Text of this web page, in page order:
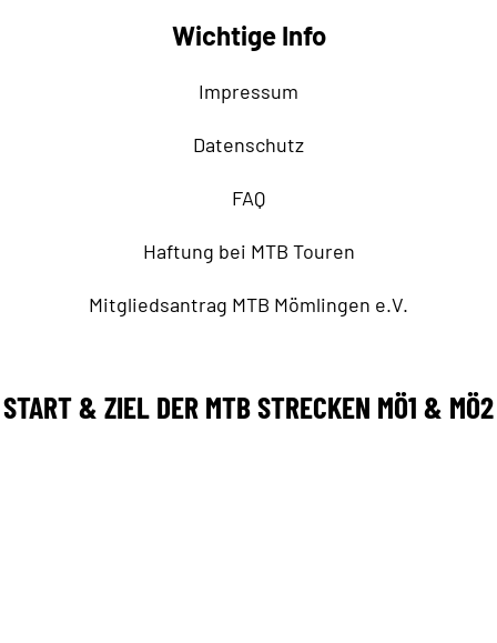
Wichtige Info
Impressum
Datenschutz
FAQ
Haftung bei MTB Touren
Mitgliedsantrag MTB Mömlingen e.V.
START & ZIEL DER MTB STRECKEN MÖ1 & MÖ2